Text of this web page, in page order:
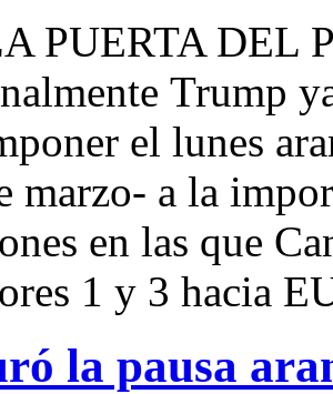
PUERTA DEL
Trump
el lunes
marzo- a la
en las que
1 y 3 hacia
la pausa